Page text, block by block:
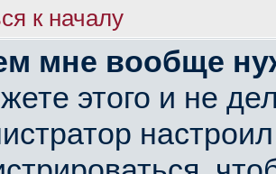
к началу
мне вообще
этого и не